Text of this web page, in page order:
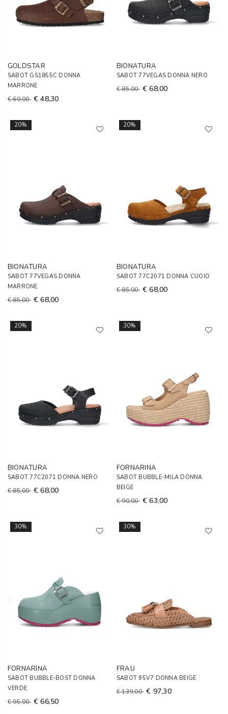
GOLDSTAR
SABOT GS1855C DONNA
MARRONE
€ 69,00 € 48,30
BIONATURA
SABOT 77VEGAS DONNA NERO
€ 85,00 € 68,00
20%
BIONATURA
SABOT 77VEGAS DONNA
MARRONE
€ 85,00 € 68,00
20%
BIONATURA
SABOT 77C2071 DONNA CUOIO
€ 85,00 € 68,00
20%
BIONATURA
SABOT 77C2071 DONNA NERO
€ 85,00 € 68,00
30%
FORNARINA
SABOT BUBBLE-MILA DONNA
BEIGE
€ 90,00 € 63,00
30%
FORNARINA
SABOT BUBBLE-BOST DONNA
VERDE
€ 95,00 € 66,50
30%
FRAU
SABOT 95V7 DONNA BEIGE
€ 139,00 € 97,30